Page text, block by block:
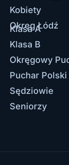
Kobiety
Okręg Łódź
Klasa A
Klasa B
Okręgowy
Puchar Polski
Sędziowie
Seniorzy